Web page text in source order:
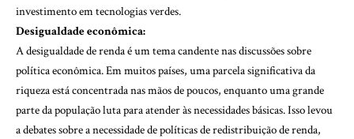
investimento em tecnologias verdes.
Desigualdade econômica:
A desigualdade de renda é um tema candente nas discussões sobre
política econômica. Em muitos países, uma parcela significativa da
riqueza está concentrada nas mãos de poucos, enquanto uma grande
parte da população luta para atender às necessidades básicas. Isso levou
a debates sobre a necessidade de políticas de redistribuição de renda,